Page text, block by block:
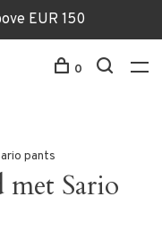
EUR 150
0
pants
met Sario